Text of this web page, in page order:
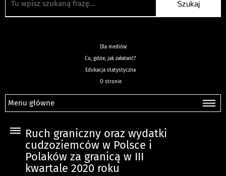
Dla mediów
Co, gdzie, jak załatwić?
Edukacja statystyczna
O stronie
Menu główne
Ruch graniczny oraz wydatki
cudzoziemców w Polsce i
Polaków za granicą w III
kwartale 2020 roku